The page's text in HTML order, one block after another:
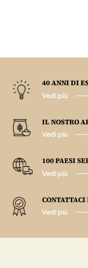
40 ANNI DI
Vedi più
IL NOSTRO
Vedi più
100 PAESI
Vedi più
Vedi più